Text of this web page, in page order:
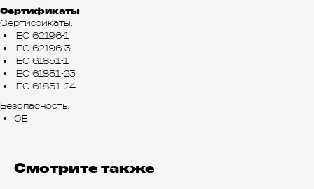
Сертификаты
Сертификаты:
IEC 62196-1
IEC 62196-3
IEC 61851-1
IEC 61851-23
IEC 61851-24
Безопасность:
CE
Смотрите также